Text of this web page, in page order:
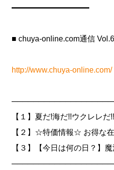
━━━━━━━━━━
■ chuya-online.com通信
http://www.chuya-online.com/
【１】夏だ!海だ!!ウクレレ
【２】☆特価情報☆ お得な
【３】【今日は何の日？】